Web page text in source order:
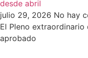
desde abril
julio 29, 2026 No hay
El Pleno
aprobado